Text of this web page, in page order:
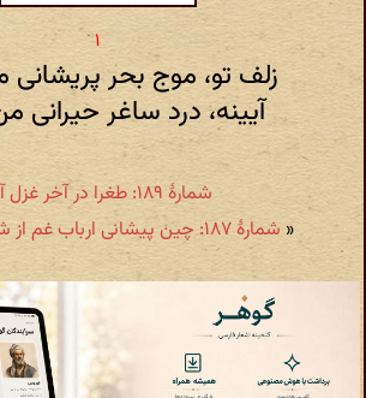
زلف تو، موج بحر
آیینه، درد ساغر
شمارهٔ ۱۸۹: طغرا در آخر غزل آورد مطلعی
« شمارهٔ ۱۸۷: چین پیشانی ارباب غم از شادی ماست